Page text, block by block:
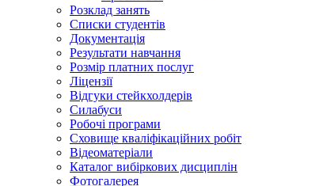
Розклад занять
Списки студентів
Документація
Результати навчання
Розмір платних послуг
Ліцензії
Відгуки стейкхолдерів
Силабуси
Робочі програми
Сховище кваліфікаційних робіт
Відеоматеріали
Каталог вибіркових дисциплін
Фотогалерея